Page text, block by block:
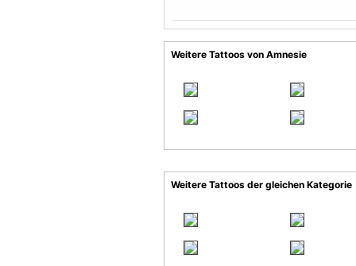
Weitere Tattoos von Amnesie
Weitere Tattoos der gleichen Kategorie